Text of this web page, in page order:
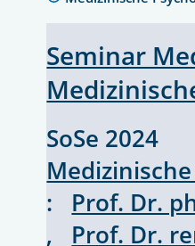
Seminar
SoSe
: Prof. Dr.
, Prof. Dr.